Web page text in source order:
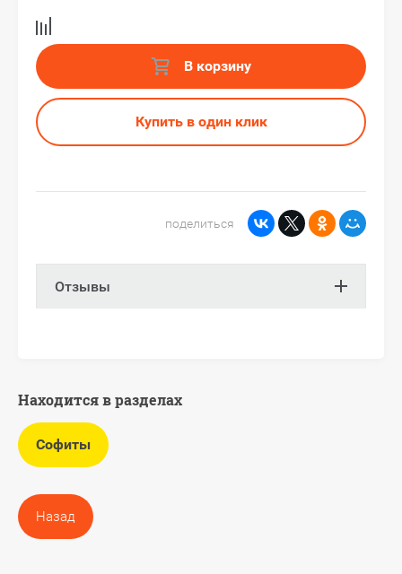
В корзину
Купить в один клик
поделиться
Отзывы
Находится в разделах
Софиты
Назад